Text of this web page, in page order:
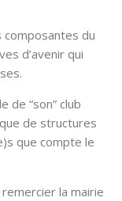
du
d’avenir qui
de “son” club
de structures
que compte le
remercier la mairie